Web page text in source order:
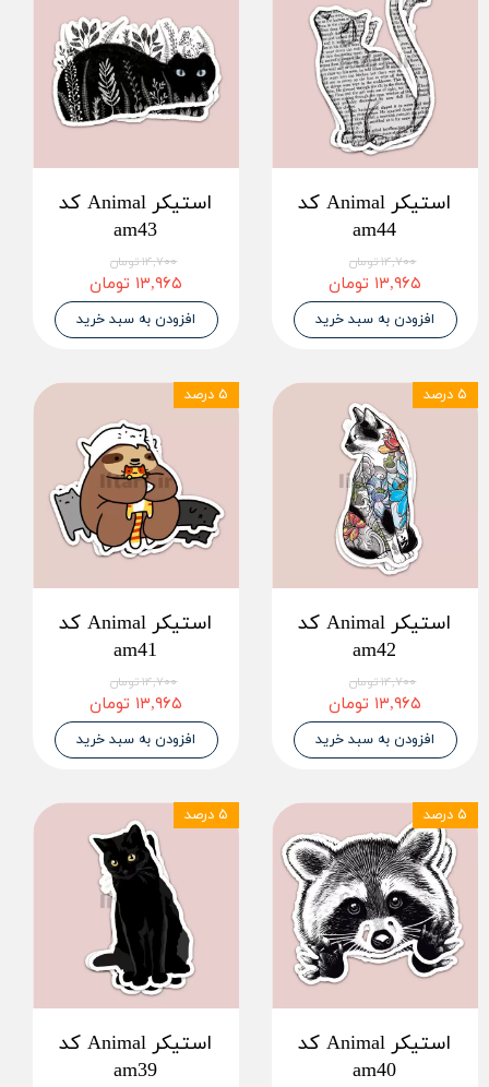
استیکر Animal کد
am44
۱۴,۷۰۰ تومان
۱۳,۹۶۵ تومان
افزودن به سبد خرید
استیکر Animal کد
am43
۱۴,۷۰۰ تومان
۱۳,۹۶۵ تومان
افزودن به سبد خرید
استیکر Animal کد
am42
۱۴,۷۰۰ تومان
۱۳,۹۶۵ تومان
افزودن به سبد خرید
۵ درصد
استیکر Animal کد
am41
۱۴,۷۰۰ تومان
۱۳,۹۶۵ تومان
افزودن به سبد خرید
۵ درصد
استیکر Animal کد
am40
۵ درصد
استیکر Animal کد
am39
۵ درصد